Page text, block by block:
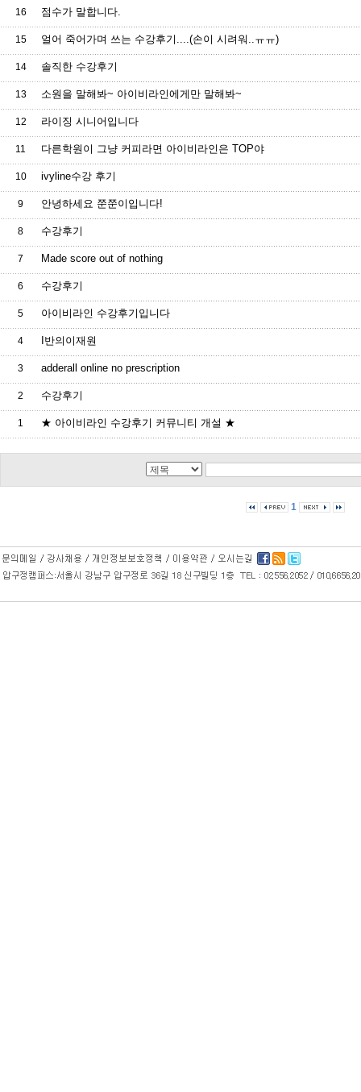
16 점수가 말합니다.
15 얼어 죽어가며 쓰는 수강후기....(손이 시려워..ㅠㅠ)
14 솔직한 수강후기
13 소원을 말해봐~ 아이비라인에게만 말해봐~
12 라이징 시니어입니다
11 다른학원이 그냥 커피라면 아이비라인은 TOP야
10 ivyline수강 후기
9 안녕하세요 쭌쭌이입니다!
8 수강후기
7 Made score out of nothing
6 수강후기
5 아이비라인 수강후기입니다
4 I반의이재원
3 adderall online no prescription
2 수강후기
1 ★ 아이비라인 수강후기 커뮤니티 개설 ★
1